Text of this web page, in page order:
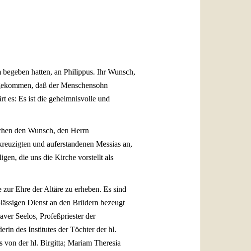
hatten, an Philippus. Ihr Wunsch,
daß der Menschensohn
es: Es ist die geheimnisvolle und
den Wunsch, den Herrn
und auferstandenen Messias an,
die uns die Kirche vorstellt als
Ehre der Altäre zu erheben. Es sind
Dienst an den Brüdern bezeugt
Seelos, Profeßpriester der
des Institutes der Töchter der hl.
von der hl. Birgitta; Mariam Theresia